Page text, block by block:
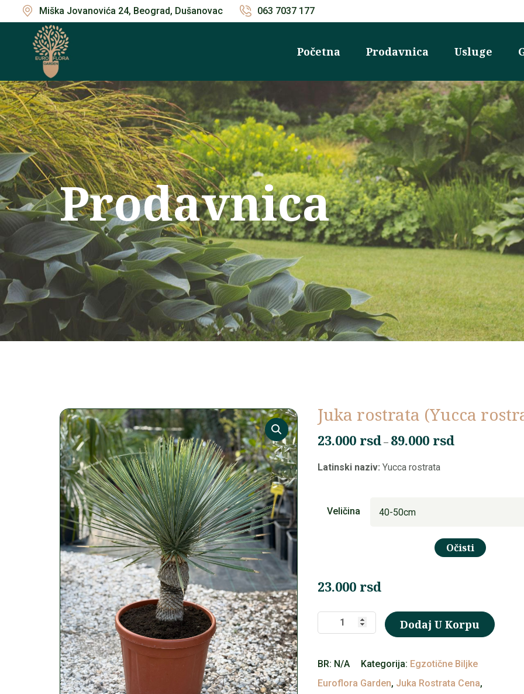
Miška Jovanovića 24, Beograd, Dušanovac 063 7037 177
Početna Prodavnica Usluge
Prodavnica
Juka rostrata (Yucca
23.000 rsd– 89.000 rsd
Latinski naziv: Yucca rostrata
Veličina
Očisti
23.000 rsd
rostrata
rostrata)
količina
Dodaj U Korpu
BR: N/A Kategorija: Egzotične Biljke
Euroflora Garden, Juka Rostrata Cena,